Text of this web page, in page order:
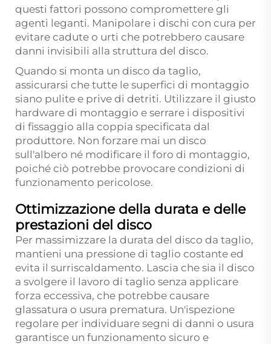
questi fattori possono compromettere gli
agenti leganti. Manipolare i dischi con cura per
evitare cadute o urti che potrebbero causare
danni invisibili alla struttura del disco.
Quando si monta un disco da taglio,
assicurarsi che tutte le superfici di montaggio
siano pulite e prive di detriti. Utilizzare il giusto
hardware di montaggio e serrare i dispositivi
di fissaggio alla coppia specificata dal
produttore. Non forzare mai un disco
sull'albero né modificare il foro di montaggio,
poiché ciò potrebbe provocare condizioni di
funzionamento pericolose.
Ottimizzazione della durata e delle
prestazioni del disco
Per massimizzare la durata del disco da taglio,
mantieni una pressione di taglio costante ed
evita il surriscaldamento. Lascia che sia il disco
a svolgere il lavoro di taglio senza applicare
forza eccessiva, che potrebbe causare
glassatura o usura prematura. Un'ispezione
regolare per individuare segni di danni o usura
garantisce un funzionamento sicuro e